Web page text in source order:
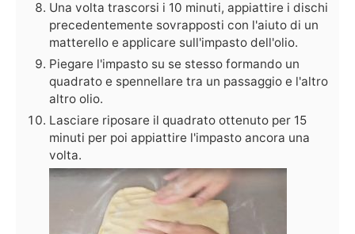
Una volta trascorsi i 10 minuti, appiattire i dischi
precedentemente sovrapposti con l'aiuto di un
matterello e applicare sull'impasto dell'olio.
Piegare l'impasto su se stesso formando un
quadrato e spennellare tra un passaggio e l'altro
altro olio.
Lasciare riposare il quadrato ottenuto per 15
minuti per poi appiattire l'impasto ancora una
volta.